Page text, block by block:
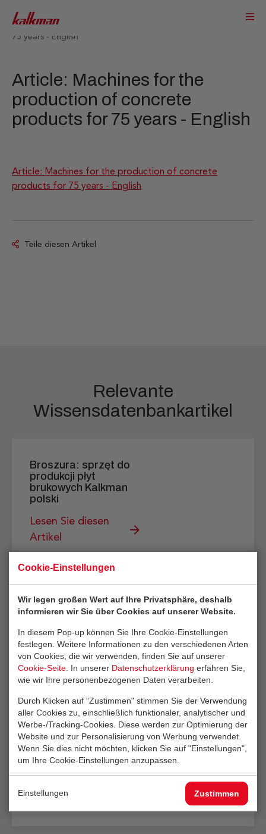
Cookie-Einstellungen
Wir legen großen Wert auf Ihre Privatsphäre, deshalb
informieren wir Sie über Cookies auf unserer Website.
In diesem Pop-up können Sie Ihre Cookie-Einstellungen
festlegen. Weitere Informationen zu den verschiedenen Arten
von Cookies, die wir verwenden, finden Sie auf unserer
Cookie-Seite . In unserer Datenschutzerklärung erfahren Sie,
wie wir Ihre personenbezogenen Daten verarbeiten.
Durch Klicken auf "Zustimmen" stimmen Sie der Verwendung
aller Cookies zu, einschließlich funktionaler, analytischer und
Werbe-/Tracking-Cookies. Diese werden zur Optimierung der
Website und zur Personalisierung von Werbung verwendet.
Wenn Sie dies nicht möchten, klicken Sie auf "Einstellungen",
um Ihre Cookie-Einstellungen anzupassen.
Einstellungen Zustimmen
Article: Machines for the production of concrete products for
75 years - English
Article: Machines for the
production of concrete
products for 75 years - English
Article: Machines for the production of concrete
products for 75 years - English
Teile diesen Artikel
Relevante
Wissensdatenbankartikel
Broszura: sprzęt do
produkcji płyt
brukowych Kalkman
polski
Lesen Sie diesen
Artikel
Artykuł : 75 lat
maszyn do produkcji
Lesen Sie diesen
Artikel
Article: Machines
pour la fabrication de
produits en béton
depuis 75 ans
Artikel